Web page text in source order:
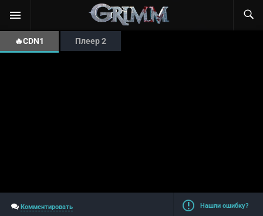
🔥CDN1 Плеер 2
Комментировать Нашли ошибку?